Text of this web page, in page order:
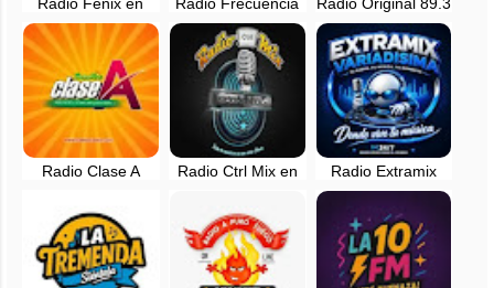
vivo - Lima, Perú
USIL en vivo -
Lima, Perú
FM en vivo - Asia,
Lima
Radio Clase A
Lima, Perú
Radio Ctrl Mix en
Radio Extramix
Variadisima en vivo